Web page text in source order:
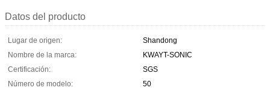
Datos del producto
Lugar de origen:
Shandong
Nombre de la marca:
KWAYT-SONIC
Certificación:
SGS
Número de modelo:
50